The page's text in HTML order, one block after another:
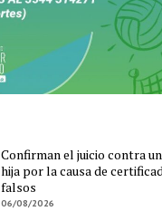
Confirman el juicio contra
hija por la causa de
falsos
06/08/2026